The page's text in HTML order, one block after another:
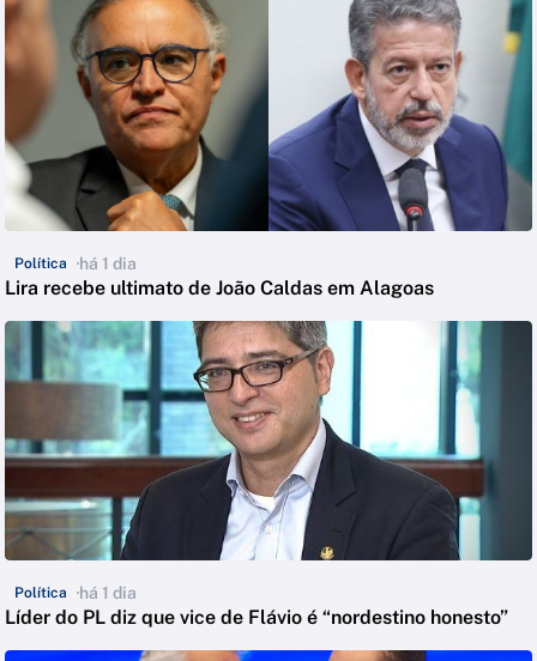
Política há 1 dia
Lira recebe ultimato de João Caldas em Alagoas
Política há 1 dia
Líder do PL diz que vice de Flávio é “nordestino honesto”